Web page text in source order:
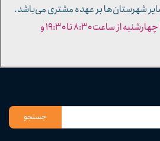
جستجو
شهرستان‌ها بر عهده مشتری می‌باشد.
- ساعات کاری فروشگاه: شنبه تا چهارشنبه از ساعت ۸:۳۰ تا ۱۹:۳۰ و